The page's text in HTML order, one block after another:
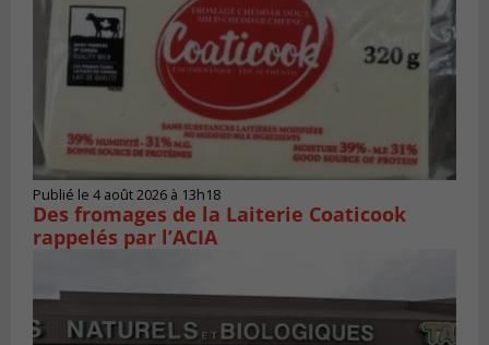
Publié le 4 août 2026 à 13h18
Des fromages de la Laiterie Coaticook
rappelés par l’ACIA